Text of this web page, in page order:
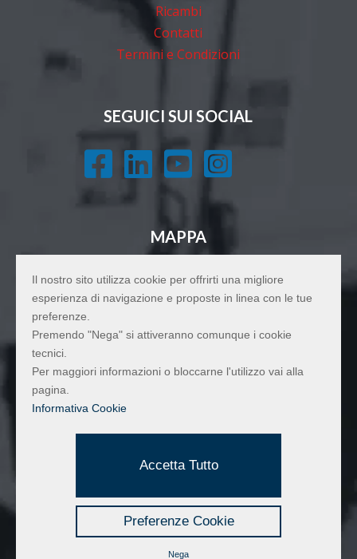
Ricambi
Contatti
Termini e Condizioni
SEGUICI SUI SOCIAL
   
MAPPA
Il nostro sito utilizza cookie per offrirti una migliore
esperienza di navigazione e proposte in linea con le tue
preferenze.
Premendo "Nega" si attiveranno comunque i cookie
tecnici.
Per maggiori informazioni o bloccarne l'utilizzo vai alla
pagina.
Informativa Cookie
Accetta Tutto
Preferenze Cookie
Nega